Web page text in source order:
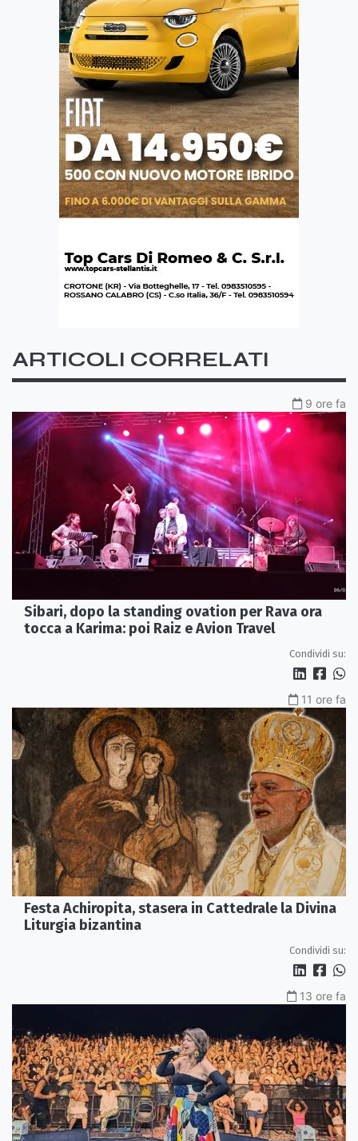
ARTICOLI CORRELATI
9 ore fa
Sibari, dopo la standing ovation per Rava ora
tocca a Karima: poi Raiz e Avion Travel
Condividi su:
11 ore fa
Festa Achiropita, stasera in Cattedrale la Divina
Liturgia bizantina
Condividi su:
13 ore fa